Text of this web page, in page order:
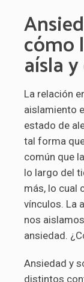
cómo
aísla
La relación
aislamiento
estado de
tal forma
común que
lo largo del
más, lo cual
vínculos. La
nos
ansiedad.
Ansiedad y
distintos